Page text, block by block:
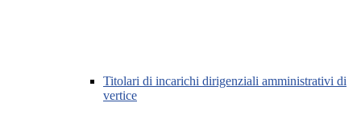
Titolari di incarichi dirigenziali amministrativi di
vertice